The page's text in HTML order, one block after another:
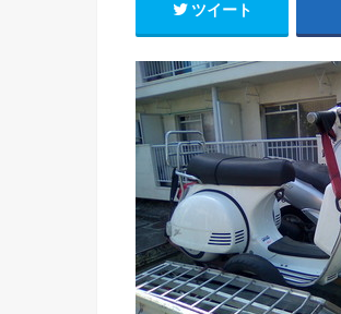
ツイート